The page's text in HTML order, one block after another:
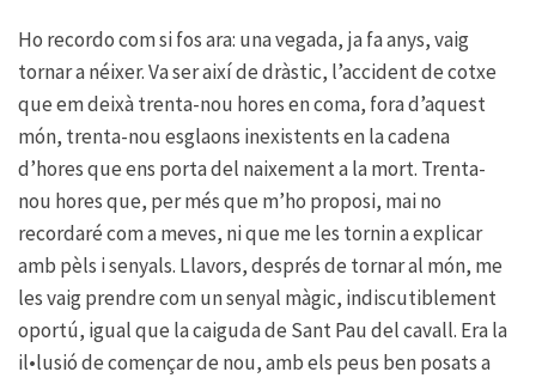
Ho recordo com si fos ara: una vegada, ja fa anys, vaig
tornar a néixer. Va ser així de dràstic, l’accident de cotxe
que em deixà trenta-nou hores en coma, fora d’aquest
món, trenta-nou esglaons inexistents en la cadena
d’hores que ens porta del naixement a la mort. Trenta-
nou hores que, per més que m’ho proposi, mai no
recordaré com a meves, ni que me les tornin a explicar
amb pèls i senyals. Llavors, després de tornar al món, me
les vaig prendre com un senyal màgic, indiscutiblement
oportú, igual que la caiguda de Sant Pau del cavall. Era la
il•lusió de començar de nou, amb els peus ben posats a